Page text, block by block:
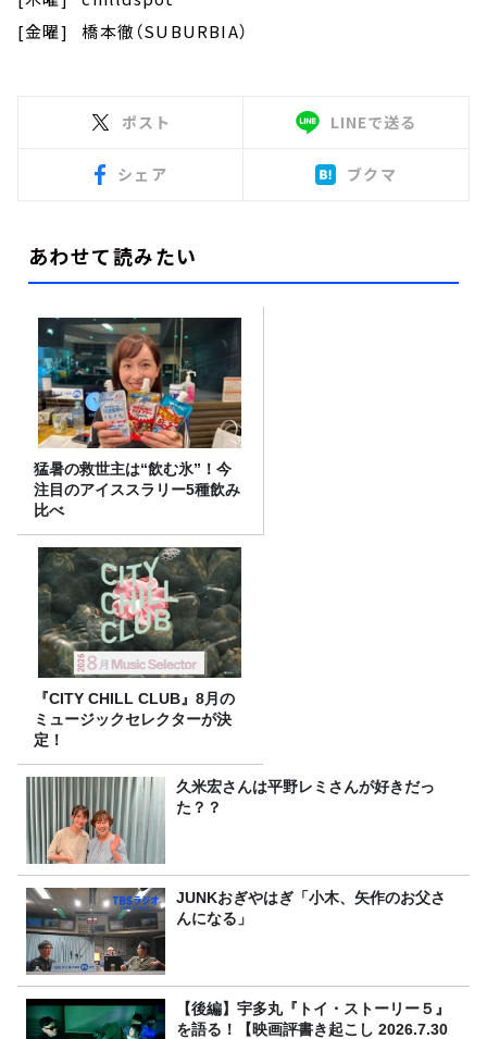
[金曜] 橋本徹（SUBURBIA）
ポスト LINEで送る
シェア ブクマ
あわせて読みたい
猛暑の救世主は“飲む氷”！今
注目のアイススラリー5種飲み
比べ
『CITY CHILL CLUB』8月の
ミュージックセレクターが決
定！
久米宏さんは平野レミさんが好きだっ
た？？
JUNKおぎやはぎ「小木、矢作のお父さ
んになる」
【後編】宇多丸『トイ・ストーリー５』
を語る！【映画評書き起こし 2026.7.30